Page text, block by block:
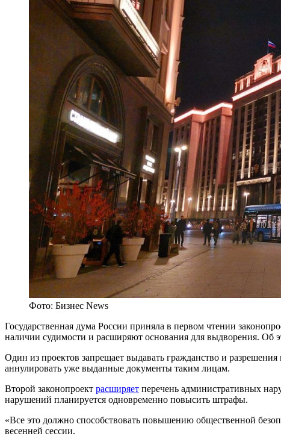
Фото: Бизнес News
Государственная дума России приняла в первом чтении
наличии судимости и расширяют основания для выдворения.
Один из проектов запрещает выдавать гражданство и
аннулировать уже выданные документы таким лицам.
Второй законопроект расширяет перечень административных
нарушений планируется одновременно повысить штрафы.
«Все это должно способствовать повышению общественной
весенней сессии.